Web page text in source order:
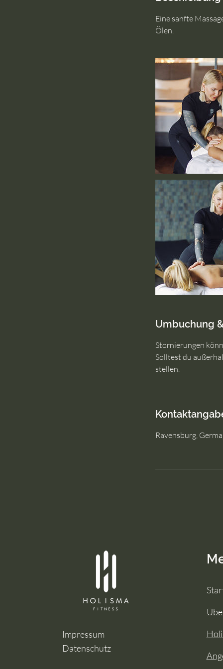
Eine sanfte
Ölen.
Umbuchung
Stornierungen
Solltest du
stellen.
Ravensburg,
Impressum
Datenschutz